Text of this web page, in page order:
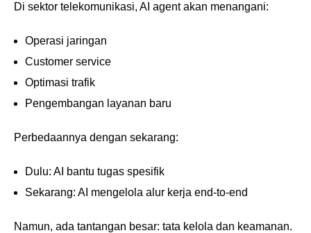
Di sektor telekomunikasi, AI agent akan menangani:
Operasi jaringan
Customer service
Optimasi trafik
Pengembangan layanan baru
Perbedaannya dengan sekarang:
Dulu: AI bantu tugas spesifik
Sekarang: AI mengelola alur kerja end-to-end
Namun, ada tantangan besar: tata kelola dan keamanan.